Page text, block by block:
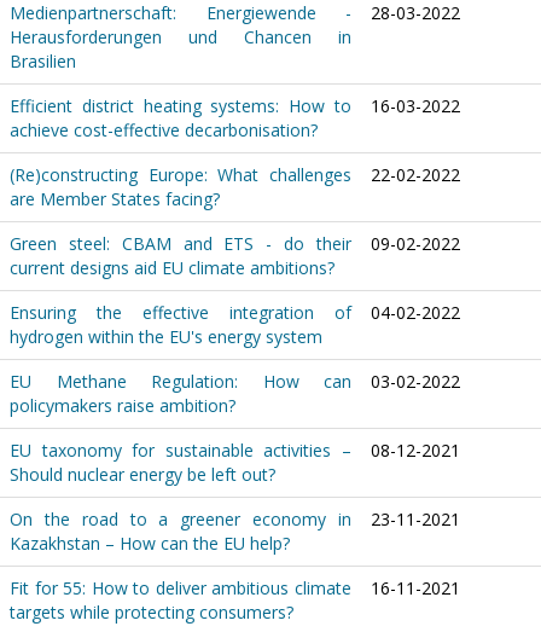
Medienpartnerschaft: Energiewende -
Herausforderungen und Chancen in
Brasilien
28-03-2022
Efficient district heating systems: How to
achieve cost-effective decarbonisation?
16-03-2022
(Re)constructing Europe: What challenges
are Member States facing?
22-02-2022
Green steel: CBAM and ETS - do their
current designs aid EU climate ambitions?
09-02-2022
Ensuring the effective integration of
hydrogen within the EU's energy system
04-02-2022
EU Methane Regulation: How can
policymakers raise ambition?
03-02-2022
EU taxonomy for sustainable activities –
Should nuclear energy be left out?
08-12-2021
On the road to a greener economy in
Kazakhstan – How can the EU help?
23-11-2021
Fit for 55: How to deliver ambitious climate
targets while protecting consumers?
16-11-2021